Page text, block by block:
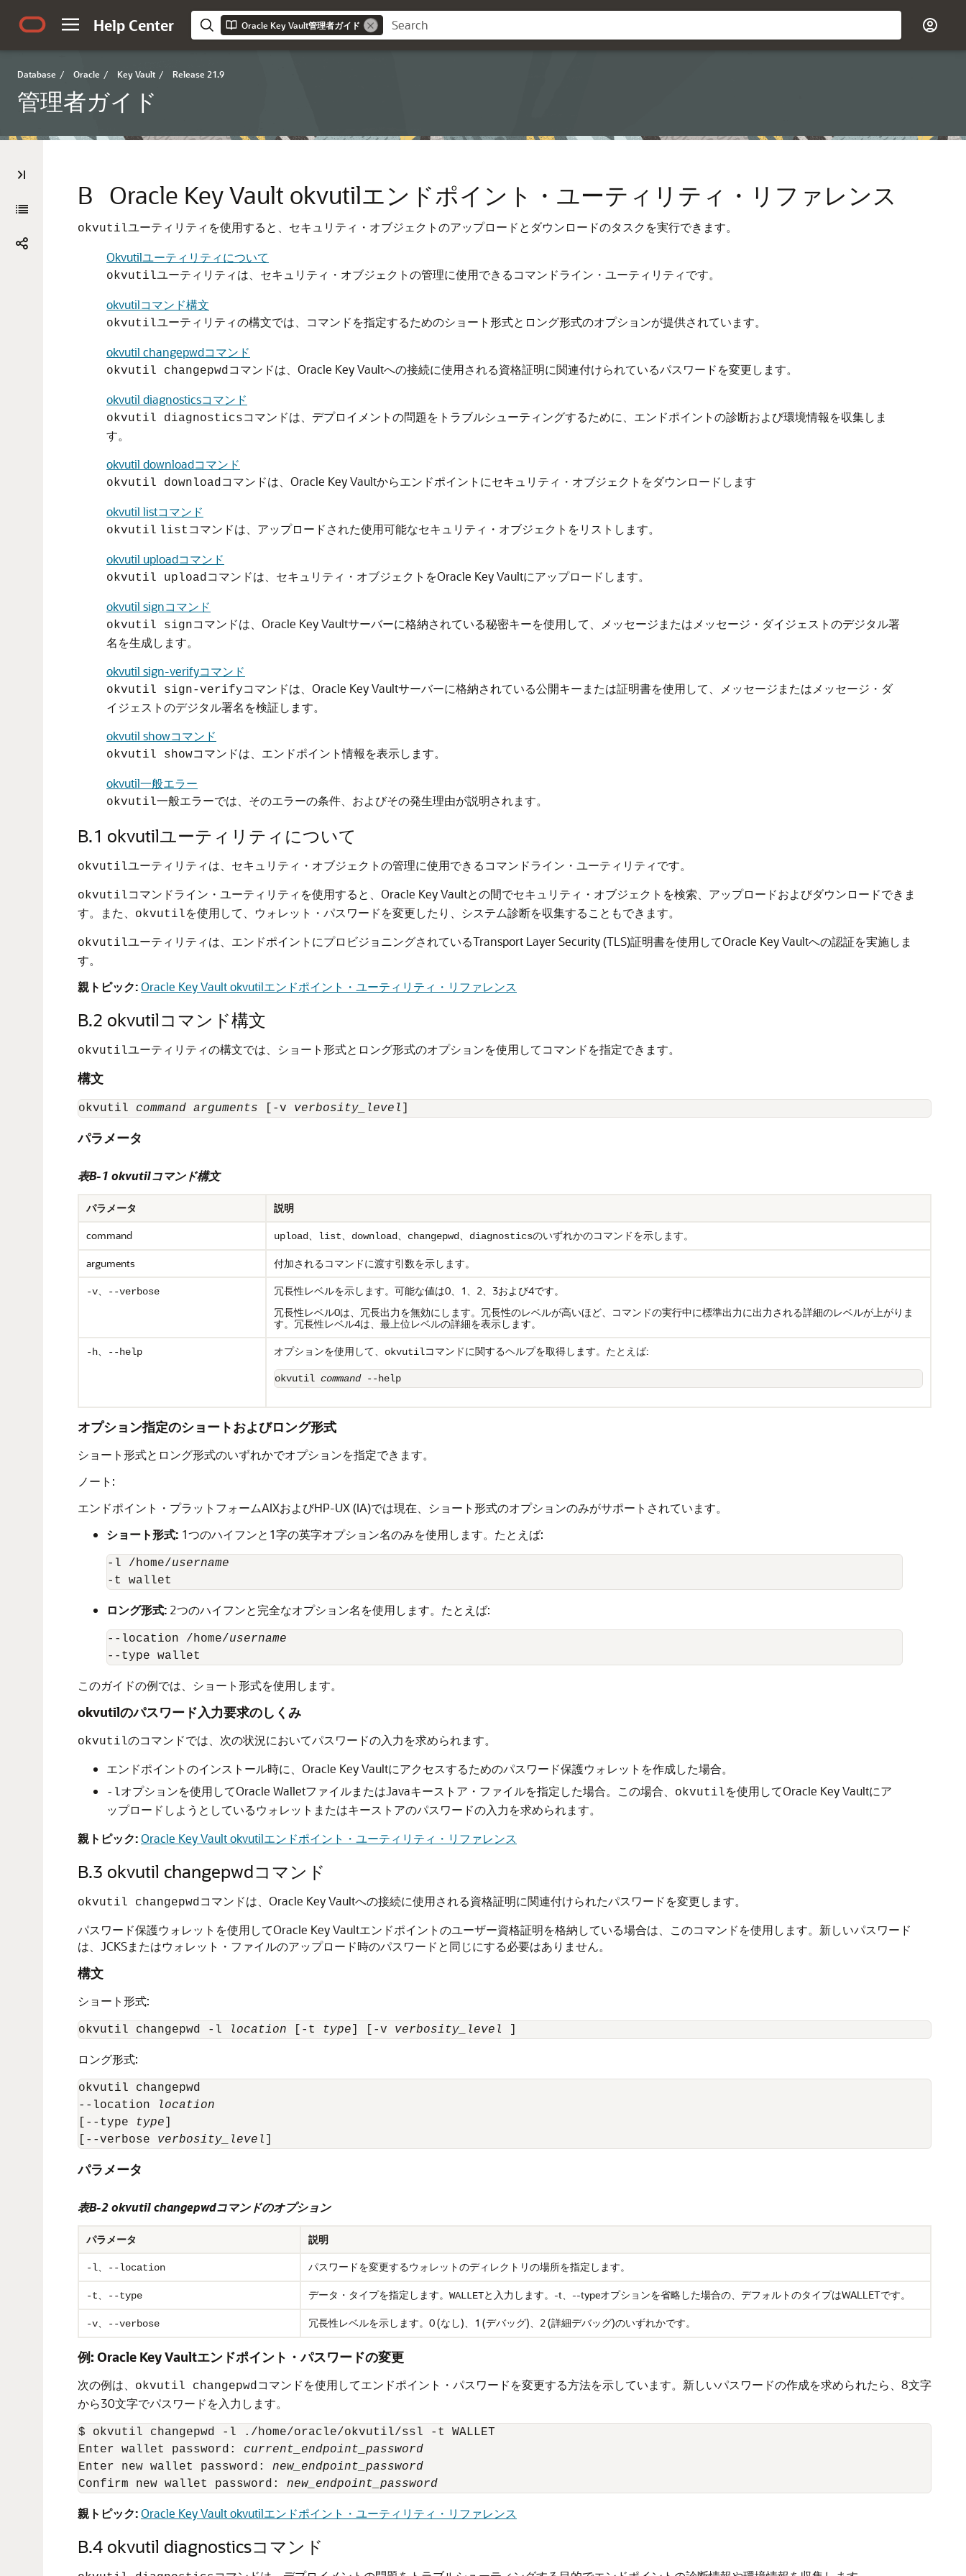
Help Center Oracle Key Vault管理者ガイド
Database / Oracle / Key Vault / Release 21.9
管理者ガイド
B Oracle Key Vault okvutilエンドポイント・ユーティリティ・リファレンス
okvutilユーティリティを使用すると、セキュリティ・オブジェクトのアップロードとダウンロードのタスクを実行できます。
Okvutilユーティリティについて
okvutilユーティリティは、セキュリティ・オブジェクトの管理に使用できるコマンドライン・ユーティリティです。
okvutilコマンド構文
okvutilユーティリティの構文では、コマンドを指定するためのショート形式とロング形式のオプションが提供されています。
okvutil changepwdコマンド
okvutil changepwdコマンドは、Oracle Key Vaultへの接続に使用される資格証明に関連付けられているパスワードを変更します。
okvutil diagnosticsコマンド
okvutil diagnosticsコマンドは、デプロイメントの問題をトラブルシューティングするために、エンドポイントの診断および環境情報を収集しま
す。
okvutil downloadコマンド
okvutil downloadコマンドは、Oracle Key Vaultからエンドポイントにセキュリティ・オブジェクトをダウンロードします
okvutil listコマンド
okvutil list コマンドは、アップロードされた使用可能なセキュリティ・オブジェクトをリストします。
okvutil uploadコマンド
okvutil uploadコマンドは、セキュリティ・オブジェクトをOracle Key Vaultにアップロードします。
okvutil signコマンド
okvutil signコマンドは、Oracle Key Vaultサーバーに格納されている秘密キーを使用して、メッセージまたはメッセージ・ダイジェストのデジタル署
名を生成します。
okvutil sign-verifyコマンド
okvutil sign-verifyコマンドは、Oracle Key Vaultサーバーに格納されている公開キーまたは証明書を使用して、メッセージまたはメッセージ・ダ
イジェストのデジタル署名を検証します。
okvutil showコマンド
okvutil showコマンドは、エンドポイント情報を表示します。
okvutil一般エラー
okvutil一般エラーでは、そのエラーの条件、およびその発生理由が説明されます。
B.1 okvutilユーティリティについて
okvutilユーティリティは、セキュリティ・オブジェクトの管理に使用できるコマンドライン・ユーティリティです。
okvutilコマンドライン・ユーティリティを使用すると、Oracle Key Vaultとの間でセキュリティ・オブジェクトを検索、アップロードおよびダウンロードできま
す。また、
okvutilを使用して、ウォレット・パスワードを変更したり、システム診断を収集することもできます。
okvutilユーティリティは、エンドポイントにプロビジョニングされているTransport Layer Security (TLS)証明書を使用してOracle Key Vaultへの認証を実施しま
す。
親トピック:Oracle Key Vault okvutilエンドポイント・ユーティリティ・リファレンス
B.2 okvutilコマンド構文
okvutilユーティリティの構文では、ショート形式とロング形式のオプションを使用してコマンドを指定できます。
構文
okvutil command arguments [-v verbosity_level
パラメータ
表B-1 okvutilコマンド構文
パラメータ
説明
command
upload、 list、 download、 changepwd、 diagnosticsのいずれかのコマンドを示します。
arguments 付加されるコマンドに渡す引数を示します。
-v、--verbose
冗長性レベルを示します。可能な値は0、1、2、3および4です。
冗長性レベル0は、冗長出力を無効にします。冗長性のレベルが高いほど、コマンドの実行中に標準出力に出力される詳細のレベルが上がりま
す。冗長性レベル4は、最上位レベルの詳細を表示します。
-h、 --help オプションを使用して、 okvutilコマンドに関するヘルプを取得します。たとえば:
okvutil command --help
オプション指定のショートおよびロング形式
ショート形式とロング形式のいずれかでオプションを指定できます。
ノート:
エンドポイント・プラットフォームAIXおよびHP-UX (IA)では現在、ショート形式のオプションのみがサポートされています。
ショート形式: 1つのハイフンと1字の英字オプション名のみを使用します。たとえば:
-l /home/username
ロング形式: 2つのハイフンと完全なオプション名を使用します。たとえば:
--location /home/username
このガイドの例では、ショート形式を使用します。
okvutilのパスワード入力要求のしくみ
okvutilのコマンドでは、次の状況においてパスワードの入力を求められます。
エンドポイントのインストール時に、Oracle Key Vaultにアクセスするためのパスワード保護ウォレットを作成した場合。
-lオプションを使用してOracle WalletファイルまたはJavaキーストア・ファイルを指定した場合。この場合、 okvutilを使用してOracle Key Vaultにア
ップロードしようとしているウォレットまたはキーストアのパスワードの入力を求められます。
親トピック:Oracle Key Vault okvutilエンドポイント・ユーティリティ・リファレンス
B.3 okvutil changepwdコマンド
okvutil changepwdコマンドは、Oracle Key Vaultへの接続に使用される資格証明に関連付けられたパスワードを変更します。
パスワード保護ウォレットを使用してOracle Key Vaultエンドポイントのユーザー資格証明を格納している場合は、このコマンドを使用します。新しいパスワード
は、JCKSまたはウォレット・ファイルのアップロード時のパスワードと同じにする必要はありません。
構文
ショート形式:
okvutil changepwd -l location [-t type ] [-v verbosity_level
ロング形式:
okvutil changepwd
--location
location
[--type
type
[--verbose verbosity_level
パラメータ
表B-2 okvutil changepwdコマンドのオプション
パラメータ 説明
-l、 --location パスワードを変更するウォレットのディレクトリの場所を指定します。
-t、 --type データ・タイプを指定します。 WALLETと入力します。-t、--typeオプションを省略した場合の、デフォルトのタイプはWALLETです。
-v、--verbose 冗長性レベルを示します。0 (なし)、1 (デバッグ)、2 (詳細デバッグ)のいずれかです。
例: Oracle Key Vaultエンドポイント・パスワードの変更
次の例は、 okvutil changepwdコマンドを使用してエンドポイント・パスワードを変更する方法を示しています。新しいパスワードの作成を求められたら、8文字
から30文字でパスワードを入力します。
$ okvutil changepwd -l ./home/oracle/okvutil/ssl -t WALLET
Enter wallet password: current_endpoint_password
Enter new wallet password: new_endpoint_password
Confirm new wallet password: new_endpoint_password
親トピック:Oracle Key Vault okvutilエンドポイント・ユーティリティ・リファレンス
B.4 okvutil diagnosticsコマンド